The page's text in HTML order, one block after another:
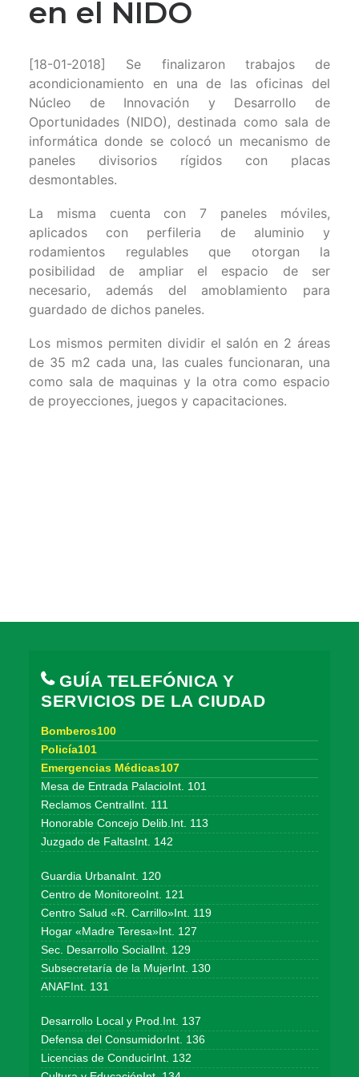
en el NIDO
[18-01-2018] Se finalizaron trabajos de
acondicionamiento en una de las oficinas del
Núcleo de Innovación y Desarrollo de
Oportunidades (NIDO), destinada como sala de
informática donde se colocó un mecanismo de
paneles divisorios rígidos con placas
desmontables.
La misma cuenta con 7 paneles móviles,
aplicados con perfileria de aluminio y
rodamientos regulables que otorgan la
posibilidad de ampliar el espacio de ser
necesario, además del amoblamiento para
guardado de dichos paneles.
Los mismos permiten dividir el salón en 2 áreas
de 35 m2 cada una, las cuales funcionaran, una
como sala de maquinas y la otra como espacio
de proyecciones, juegos y capacitaciones.
GUÍA TELEFÓNICA Y
SERVICIOS DE LA CIUDAD
Bomberos100
Policía101
Emergencias Médicas107
Mesa de Entrada PalacioInt. 101
Reclamos CentralInt. 111
Honorable Concejo Delib.Int. 113
Juzgado de FaltasInt. 142
Guardia UrbanaInt. 120
Centro de MonitoreoInt. 121
Centro Salud «R. Carrillo»Int. 119
Hogar «Madre Teresa»Int. 127
Sec. Desarrollo SocialInt. 129
Subsecretaría de la MujerInt. 130
ANAFInt. 131
Desarrollo Local y Prod.Int. 137
Defensa del ConsumidorInt. 136
Licencias de ConducirInt. 132